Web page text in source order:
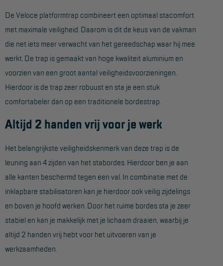
Masthoogwerkers
Autohoogwerkers
Laagbouw
Hoogbouw
Projectvoorbeelden
KEURING
Keuring en Inspectie
Steigers
Valbeveiliging
De Veloce platformtrap combineert een optimaal stacomfort
met maximale veiligheid. Daarom is dit de keus van de vakman
die net iets meer verwacht van het gereedschap waar hij mee
werkt. De trap is gemaakt van hoge kwaliteit aluminium en
voorzien van een groot aantal veiligheidsvoorzieningen.
Hierdoor is de trap zeer robuust en sta je een stuk
comfortabeler dan op een traditionele bordestrap.
Altijd 2 handen vrij voor je werk
Het belangrijkste veiligheidskenmerk van deze trap is de
leuning aan 4 zijden van het stabordes. Hierdoor ben je aan
alle kanten beschermd tegen een val. In combinatie met de
inklapbare stabilisatoren kan je hierdoor ook veilig zijdelings
en boven je hoofd werken. Door het ruime bordes sta je zeer
stabiel en kan je makkelijk met je lichaam draaien, waarbij je
altijd 2 handen vrij hebt voor het uitvoeren van je
werkzaamheden.